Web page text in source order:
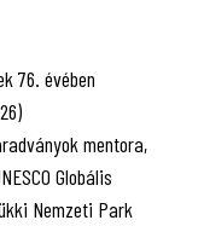
76. évében
mentora,
Globális
Nemzeti Park